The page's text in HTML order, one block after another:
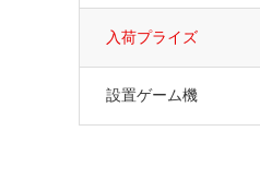
入荷プライズ
設置ゲーム機